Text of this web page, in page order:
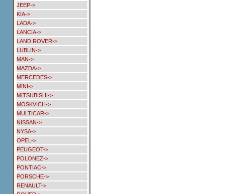
JEEP->
KIA->
LADA->
LANCIA->
LAND ROVER->
LUBLIN->
MAN->
MAZDA->
MERCEDES->
MINI->
MITSUBISHI->
MOSKVICH->
MULTICAR->
NISSAN->
NYSA->
OPEL->
PEUGEOT->
POLONEZ->
PONTIAC->
PORSCHE->
RENAULT->